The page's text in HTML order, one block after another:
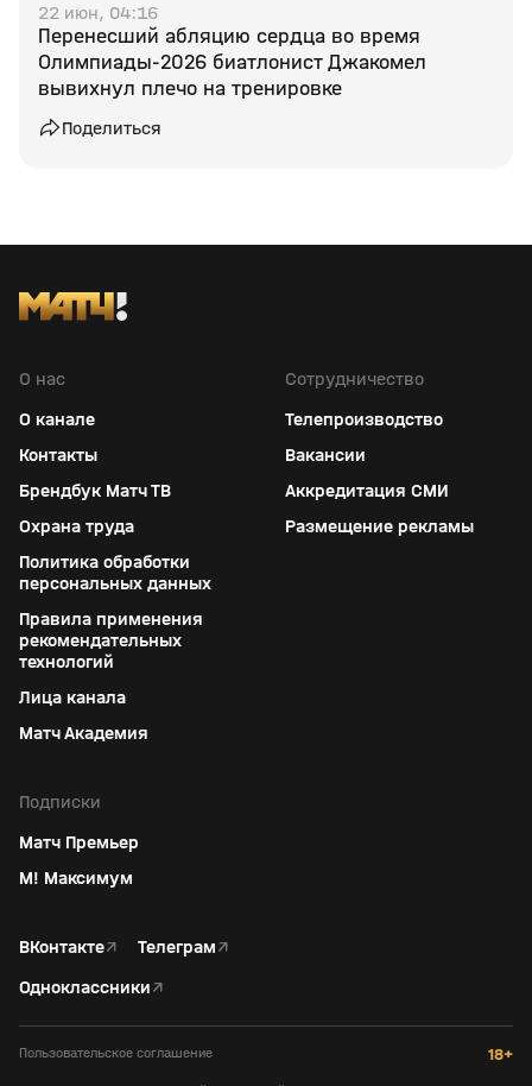
22 июн, 04:16
Перенесший абляцию сердца во время
Олимпиады‑2026 биатлонист Джакомел
вывихнул плечо на тренировке
Поделиться
О нас
О канале
Контакты
Брендбук Матч ТВ
Охрана труда
Политика обработки
персональных данных
Правила применения
рекомендательных
технологий
Лица канала
Матч Академия
Сотрудничество
Телепроизводство
Вакансии
Аккредитация СМИ
Размещение рекламы
Подписки
Матч Премьер
М! Максимум
ВКонтакте↗ Телеграм↗
Одноклассники↗
Пользовательское соглашение 18+